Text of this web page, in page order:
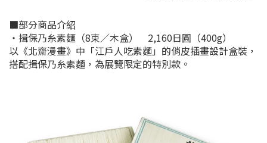
■部分商品介紹
・揖保乃糸素麵（8束／木盒） 2,160日圓（400g）
以《北齋漫畫》中「江戶人吃素麵」的俏皮插畫設計盒裝，
搭配揖保乃糸素麵，為展覽限定的特別款。